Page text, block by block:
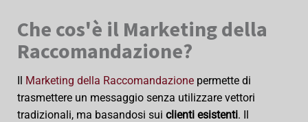
Che cos'è il Marketing della
Raccomandazione?
Il Marketing della Raccomandazione permette di
trasmettere un messaggio senza utilizzare vettori
tradizionali, ma basandosi sui clienti esistenti. Il